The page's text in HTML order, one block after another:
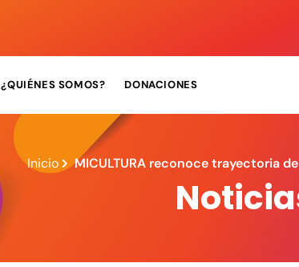
¿QUIÉNES SOMOS? DONACIONES
Inicio MICULTURA reconoce trayectoria